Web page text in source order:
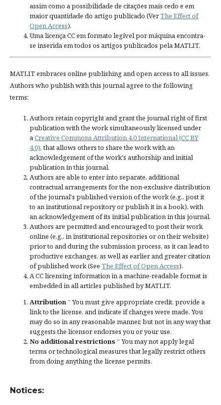
assim como a possibilidade de citações mais cedo e em
maior quantidade do artigo publicado (VerThe Effect of
Open Access).
Uma licença CC em formato legível por máquina encontra-
se inserida em todos os artigos publicados pela MATLIT.
MATLIT embraces online publishing and open access to all issues.
Authors who publish with this journal agree to the following
terms:
Authors retain copyright and grant the journal right of first
publication with the work simultaneously licensed under
aCreative Commons Attribution 4.0 International (CC BY
4.0), that allows others to share the work with an
acknowledgement of the work's authorship and initial
publication in this journal.
Authors are able to enter into separate, additional
contractual arrangements for the non-exclusive distribution
of the journal's published version of the work (e.g., post it
to an institutional repository or publish it in a book), with
an acknowledgement of its initial publication in this journal.
Authors are permitted and encouraged to post their work
online (e.g., in institutional repositories or on their website)
prior to and during the submission process, as it can lead to
productive exchanges, as well as earlier and greater citation
of published work (See The Effect of Open Access).
A CC licensing information in a machine-readable format is
embedded in all articles published by MATLIT.
Attribution” You must give appropriate credit, provide a
link to the license, andindicate if changes were made. You
may do so in any reasonable manner, but not in any way that
suggests the licensor endorses you or your use.
No additional restrictions ” You may not apply legal
terms ortechnological measuresthat legally restrict others
from doing anything the license permits.
Notices: